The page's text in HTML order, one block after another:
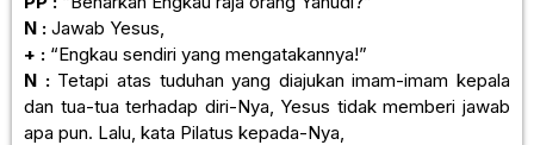
N : Jawab Yesus,
+ : “Engkau sendiri yang mengatakannya!”
N :Tetapi atas tuduhan yang diajukan imam-imam kepala
dan tua-tua terhadap diri-Nya, Yesus tidak memberi jawab
apa pun. Lalu, kata Pilatus kepada-Nya,